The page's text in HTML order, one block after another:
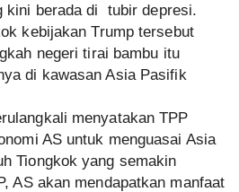
kini berada di tubir depresi.
kebijakan Trump tersebut
negeri tirai bambu itu
di kawasan Asia Pasifik
menyatakan TPP
AS untuk menguasai Asia
Tiongkok yang semakin
AS akan mendapatkan manfaat